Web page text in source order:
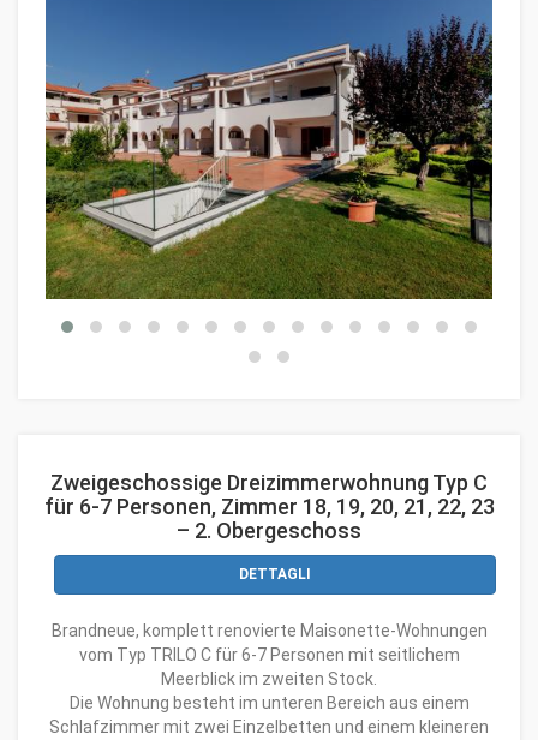
Zweigeschossige Dreizimmerwohnung Typ C
für 6-7 Personen, Zimmer 18, 19, 20, 21, 22, 23
– 2. Obergeschoss
DETTAGLI
Brandneue, komplett renovierte Maisonette-Wohnungen
vom Typ TRILO C für 6-7 Personen mit seitlichem
Meerblick im zweiten Stock.
Die Wohnung besteht im unteren Bereich aus einem
Schlafzimmer mit zwei Einzelbetten und einem kleineren